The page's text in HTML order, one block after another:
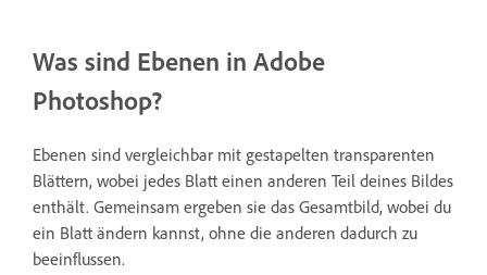
Was sind Ebenen in Adobe
Photoshop?
Ebenen sind vergleichbar mit gestapelten transparenten
Blättern, wobei jedes Blatt einen anderen Teil deines Bildes
enthält. Gemeinsam ergeben sie das Gesamtbild, wobei du
ein Blatt ändern kannst, ohne die anderen dadurch zu
beeinflussen.